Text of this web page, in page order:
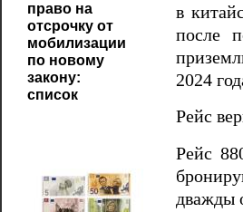
право на
отсрочку от
мобилизации
по новому
закону:
список
в
после
2024
Рейс
Рейс
дважды